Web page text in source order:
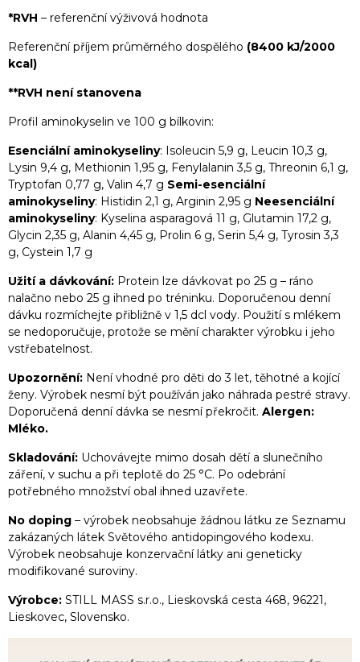
*RVH – referenční výživová hodnota
Referenční příjem průměrného dospělého (8400 kJ/2000
kcal)
**RVH není stanovena
Profil aminokyselin ve 100 g bílkovin:
Esenciální aminokyseliny: Isoleucin 5,9 g, Leucin 10,3 g,
Lysin 9,4 g, Methionin 1,95 g, Fenylalanin 3,5 g, Threonin 6,1 g,
Tryptofan 0,77 g, Valin 4,7 g Semi-esenciální
aminokyseliny: Histidin 2,1 g, Arginin 2,95 g Neesenciální
aminokyseliny: Kyselina asparagová 11 g, Glutamin 17,2 g,
Glycin 2,35 g, Alanin 4,45 g, Prolin 6 g, Serin 5,4 g, Tyrosin 3,3
g, Cystein 1,7 g
Užití a dávkování: Protein lze dávkovat po 25 g – ráno
nalačno nebo 25 g ihned po tréninku. Doporučenou denní
dávku rozmíchejte přibližně v 1,5 dcl vody. Použití s mlékem
se nedoporučuje, protože se mění charakter výrobku i jeho
vstřebatelnost.
Upozornění: Není vhodné pro děti do 3 let, těhotné a kojící
ženy. Výrobek nesmí být používán jako náhrada pestré stravy.
Doporučená denní dávka se nesmí překročit. Alergen:
Mléko.
Skladování: Uchovávejte mimo dosah dětí a slunečního
záření, v suchu a při teplotě do 25 °C. Po odebrání
potřebného množství obal ihned uzavřete.
No doping – výrobek neobsahuje žádnou látku ze Seznamu
zakázaných látek Světového antidopingového kodexu.
Výrobek neobsahuje konzervační látky ani geneticky
modifikované suroviny.
Výrobce: STILL MASS s.r.o., Lieskovská cesta 468, 96221,
Lieskovec, Slovensko.